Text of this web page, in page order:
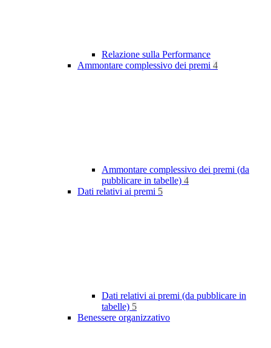
Relazione sulla Performance
Ammontare complessivo dei premi 4
Ammontare complessivo dei premi (da
pubblicare in tabelle) 4
Dati relativi ai premi 5
Dati relativi ai premi (da pubblicare in
tabelle) 5
Benessere organizzativo